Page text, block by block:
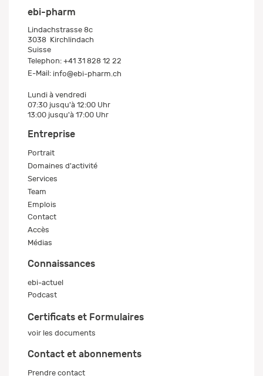
ebi-pharm
Lindachstrasse 8c
3038 Kirchlindach
Suisse
Telephon: +41 31 828 12 22
E-Mail: info@ebi-pharm.ch
Lundi à vendredi
07:30 jusqu'à 12:00 Uhr
13:00 jusqu'à 17:00 Uhr
Entreprise
Portrait
Domaines d'activité
Services
Team
Emplois
Contact
Accès
Médias
Connaissances
ebi-actuel
Podcast
Certificats et Formulaires
voir les documents
Contact et abonnements
Prendre contact